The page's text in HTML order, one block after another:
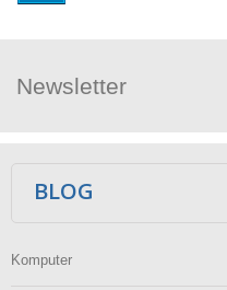
Newsletter
BLOG
Komputer